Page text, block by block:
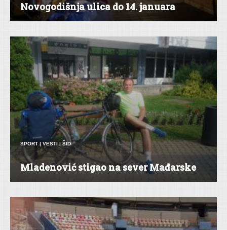
Novogodišnja ulica do 14. januara
SPORT | VESTI |ŠID
Mladenović stigao na sever Mađarske